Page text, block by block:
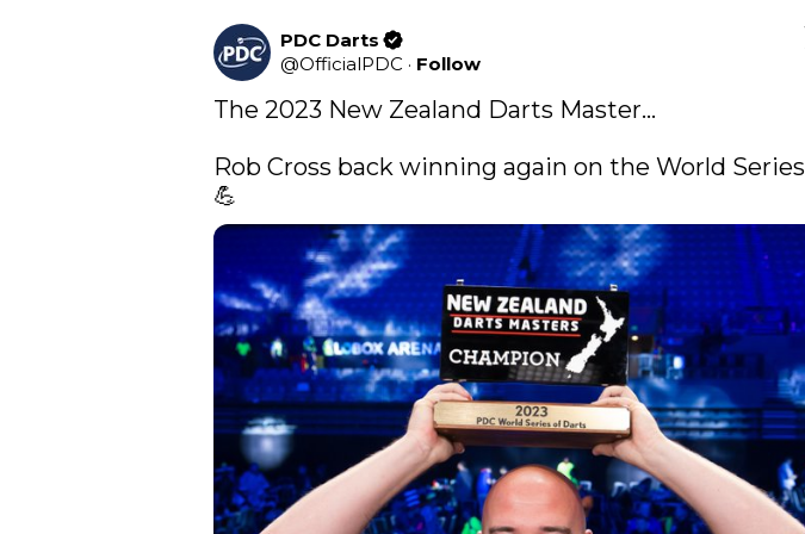
PDC Darts
@OfficialPDC · Follow
The 2023 New Zealand Darts Master...
Rob Cross back winning again on the World Series
💪